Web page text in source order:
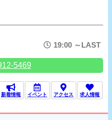
19:00 ～LAST
5469
新着情報 イベント アクセス 求人情報